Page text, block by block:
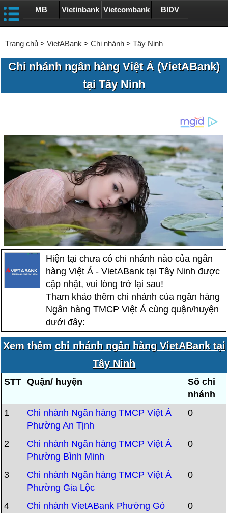
MB Vietinbank Vietcombank BIDV
Trang chủ > VietABank > Chi nhánh > Tây Ninh
Chi nhánh ngân hàng Việt Á (VietABank)
tại Tây Ninh
Hiện tại chưa có chi nhánh nào của ngân
hàng Việt Á - VietABank tại Tây Ninh được
cập nhật, vui lòng trở lại sau!
Tham khảo thêm chi nhánh của ngân hàng
Ngân hàng TMCP Việt Á cùng quận/huyện
dưới đây:
Xem thêm chi nhánh ngân hàng VietABank tại
Tây Ninh
STT Quận/ huyện
Số chi
nhánh
1
Chi nhánh Ngân hàng TMCP Việt Á
Phường An Tịnh
0
2
Chi nhánh Ngân hàng TMCP Việt Á
Phường Bình Minh
0
3
Chi nhánh Ngân hàng TMCP Việt Á
Phường Gia Lộc
0
4
Chi nhánh VietABank Phường Gò
0